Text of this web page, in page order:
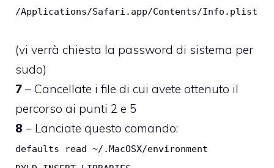
/Applications/Safari.app/Contents/Info.plist
(vi verrà chiesta la password di sistema per
sudo)
7 – Cancellate i file di cui avete ottenuto il
percorso ai punti 2 e 5
8 – Lanciate questo comando:
defaults read ~/.MacOSX/environment